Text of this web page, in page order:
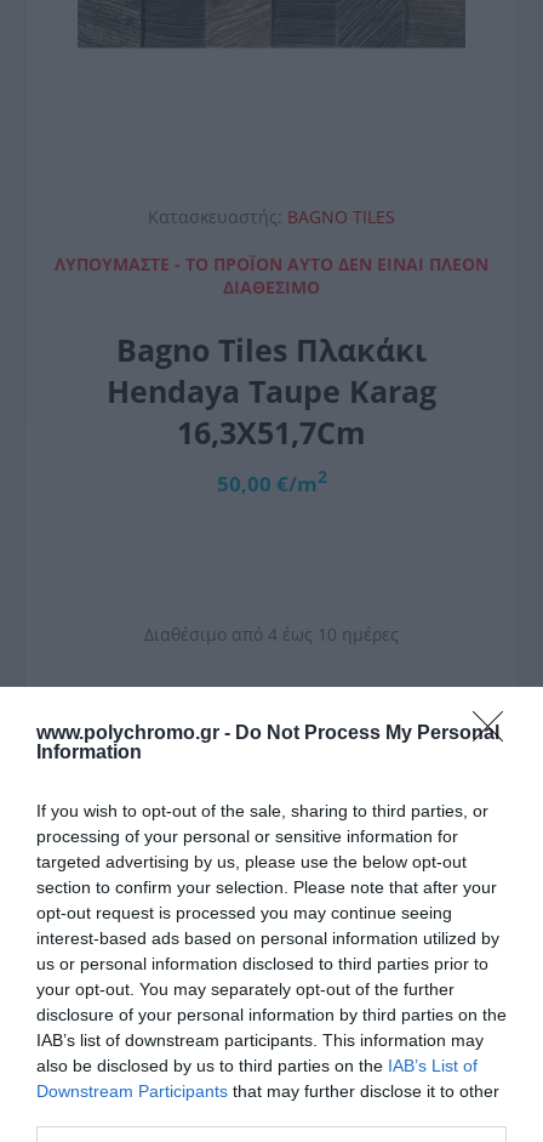
www.polychromo.gr - Do Not Process My Personal
Information
If you wish to opt-out of the sale, sharing to third parties, or
processing of your personal or sensitive information for
targeted advertising by us, please use the below opt-out
section to confirm your selection. Please note that after your
opt-out request is processed you may continue seeing
interest-based ads based on personal information utilized by
us or personal information disclosed to third parties prior to
your opt-out. You may separately opt-out of the further
disclosure of your personal information by third parties on the
IAB’s list of downstream participants. This information may
also be disclosed by us to third parties on the IAB’s List of
Downstream Participants that may further disclose it to other
Κατασκευαστής: BAGNO TILES
ΛΥΠΟΎΜΑΣΤΕ - ΤΟ ΠΡΟΪΌΝ ΑΥΤΌ ΔΕΝ ΕΊΝΑΙ ΠΛΈΟΝ
ΔΙΑΘΈΣΙΜΟ
Bagno Tiles Πλακάκι
Hendaya Taupe Karag
16,3X51,7Cm
50,00 €/m2
Διαθέσιμο από 4 έως 10 ημέρες
ΚΩΔΙΚΟΣ: HENT163517
Επιθυμητά m
2
Απαραίτητα κιβώτια:
Συνολική τιμή: